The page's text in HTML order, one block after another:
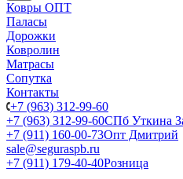
Ковры ОПТ
Паласы
Дорожки
Ковролин
Матрасы
Сопутка
Контакты
+7 (963) 312-99-60
+7 (963) 312-99-60СПб Уткина
+7 (911) 160-00-73Опт Дмитрий
sale@seguraspb.ru
+7 (911) 179-40-40Розница